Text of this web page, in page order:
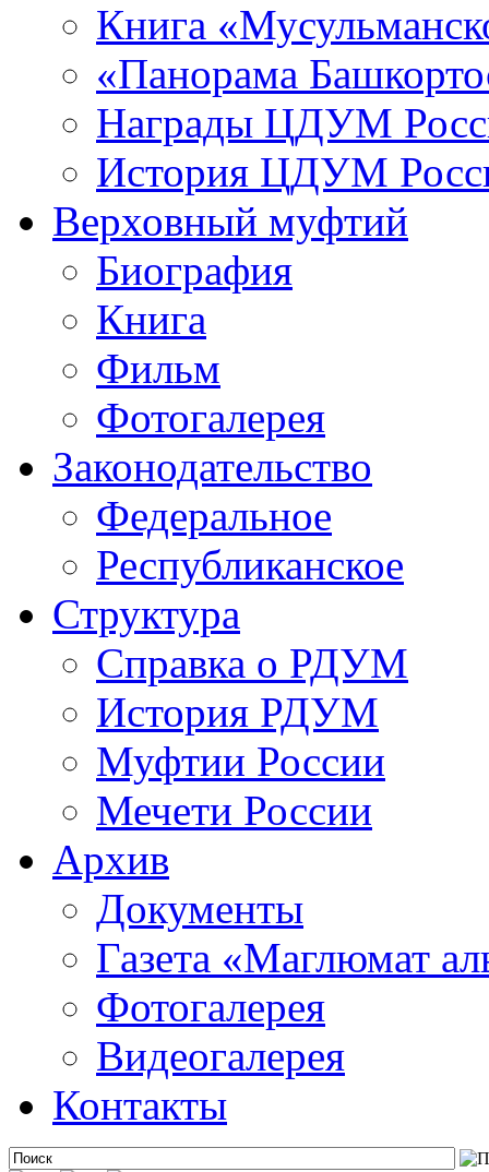
Книга
«Панорама
Награды ЦДУМ
История ЦДУМ
Верховный муфтий
Биография
Книга
Фильм
Фотогалерея
Законодательство
Федеральное
Республиканское
Структура
Справка о РДУМ
История РДУМ
Муфтии России
Мечети России
Архив
Документы
Газета «Маглюмат
Фотогалерея
Видеогалерея
Контакты